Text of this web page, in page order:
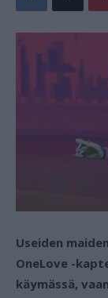
Useiden
OneLove -
käymässä,